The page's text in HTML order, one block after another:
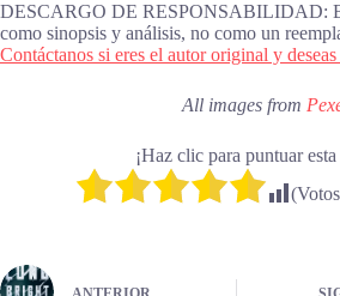
DESCARGO DE RESPONSABILIDAD:
como sinopsis y análisis, no como un
Contáctanos si eres el autor original y
All images from
¡Haz clic para puntuar